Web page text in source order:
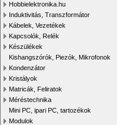
Hobbielektronika.hu
Induktivitás, Transzformátor
Kábelek, Vezetékek
Kapcsolók, Relék
Készülékek
Kishangszórók, Piezók, Mikrofonok
Kondenzátor
Kristályok
Matricák, Feliratok
Méréstechnika
Mini PC, ipari PC, tartozékok
Modulok